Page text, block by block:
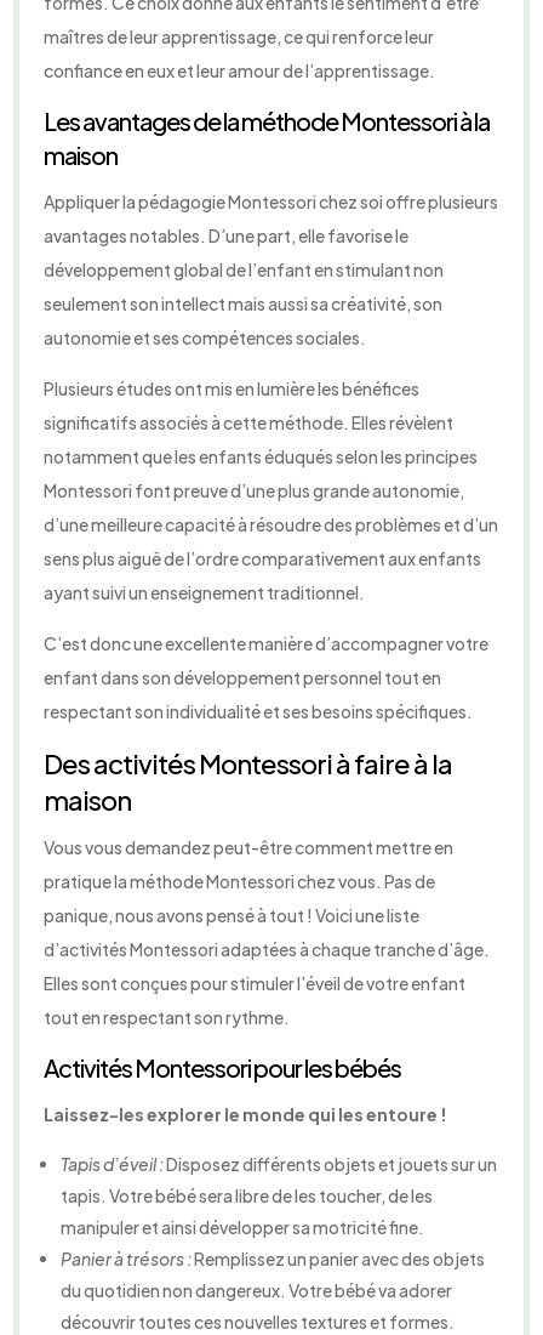
maîtres de leur apprentissage, ce qui renforce leur
confiance en eux et leur amour de l’apprentissage.
Les avantages de la méthode Montessori à la
maison
Appliquer la pédagogie Montessori chez soi offre plusieurs
avantages notables. D’une part, elle favorise le
développement global de l’enfant en stimulant non
seulement son intellect mais aussi sa créativité, son
autonomie et ses compétences sociales.
Plusieurs études ont mis en lumière les bénéfices
significatifs associés à cette méthode. Elles révèlent
notamment que les enfants éduqués selon les principes
Montessori font preuve d’une plus grande autonomie,
d’une meilleure capacité à résoudre des problèmes et d’un
sens plus aiguë de l’ordre comparativement aux enfants
ayant suivi un enseignement traditionnel.
C’est donc une excellente manière d’accompagner votre
enfant dans son développement personnel tout en
respectant son individualité et ses besoins spécifiques.
Des activités Montessori à faire à la
maison
Vous vous demandez peut-être comment mettre en
pratique la méthode Montessori chez vous. Pas de
panique, nous avons pensé à tout ! Voici une liste
d’activités Montessori adaptées à chaque tranche d’âge.
Elles sont conçues pour stimuler l’éveil de votre enfant
tout en respectant son rythme.
Activités Montessori pour les bébés
Laissez-les explorer le monde qui les entoure !
Tapis d’éveil :Disposez différents objets et jouets sur un
tapis. Votre bébé sera libre de les toucher, de les
manipuler et ainsi développer sa motricité fine.
Panier à trésors :Remplissez un panier avec des objets
du quotidien non dangereux. Votre bébé va adorer
découvrir toutes ces nouvelles textures et formes.